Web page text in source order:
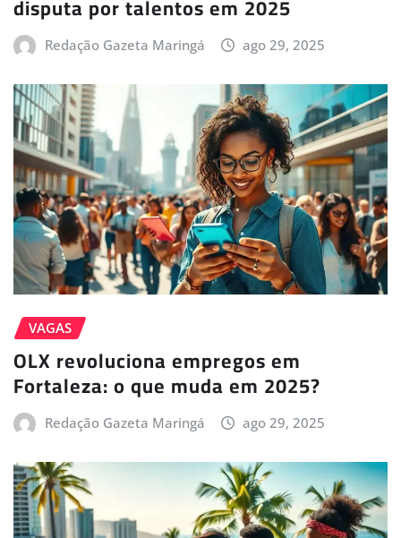
disputa por talentos em 2025
Redação Gazeta Maringá ago 29, 2025
VAGAS
OLX revoluciona empregos em
Fortaleza: o que muda em 2025?
Redação Gazeta Maringá ago 29, 2025